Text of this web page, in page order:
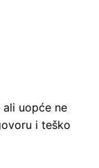
uopće ne
i teško